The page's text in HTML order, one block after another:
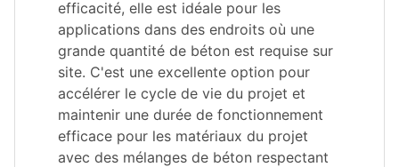
efficacité, elle est idéale pour les
applications dans des endroits où une
grande quantité de béton est requise sur
site. C'est une excellente option pour
accélérer le cycle de vie du projet et
maintenir une durée de fonctionnement
efficace pour les matériaux du projet
avec des mélanges de béton respectant